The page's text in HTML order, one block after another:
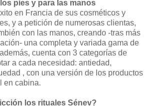
pies y para las manos
en Francia de sus cosméticos y
y a petición de numerosas clientas,
con las manos, creando -tras más
una completa y variada gama de
cuenta con 3 categorías de
a cada necesidad: antiedad,
, con una versión de los productos
en cabina.
los rituales Sénev?